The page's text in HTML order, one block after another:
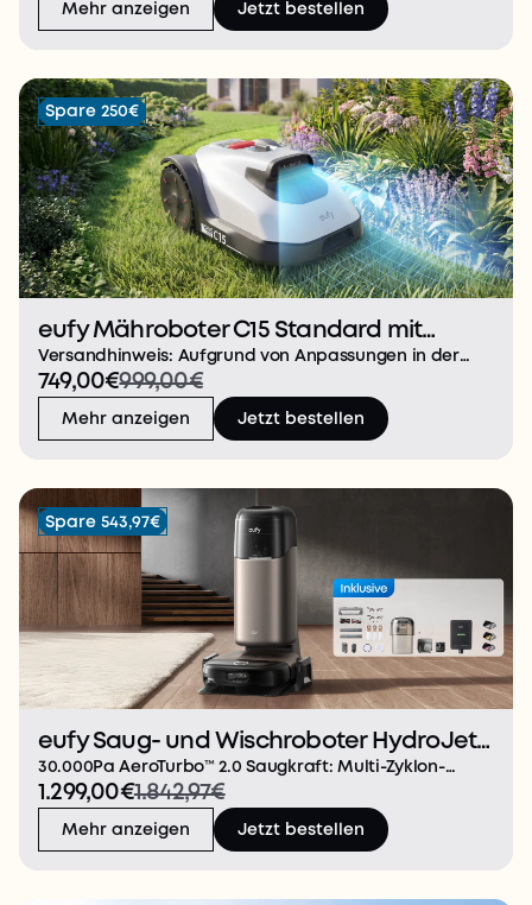
Unterbrechung des Reinigungsvorgangs. 15.000Pa Tu
Mehr anzeigen Jetzt bestellen
Spare 250€
eufy Mähroboter C15 Standard mit
Garage
Versandhinweis: Aufgrund von Anpassungen in der
Produktion und Bestandsplanung werden der
Mähroboter und das Zubehör (Garage) separat
versendet. Dein erster smarter Mähroboter. Ohne
749,00€999,00€
Mehr anzeigen Jetzt bestellen
Spare 543,97€
eufy Saug- und Wischroboter HydroJet
S2 Deluxe-Set
30.000Pa AeroTurbo™ 2.0 Saugkraft: Multi-Zyklon-
Technologie hält den Filter bis zu 365 Tage sauber. Mit
100AW/30.000Pa saugt der S2 Teppiche und Böden
tiefenrein und entfernt 99% der Milben, Hautschup
1.299,00€1.842,97€
Mehr anzeigen Jetzt bestellen